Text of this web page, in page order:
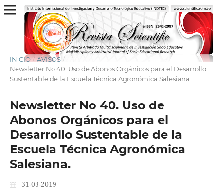
INICIO / AVISOS /
Newsletter No 40. Uso de Abonos Orgánicos para el Desarrollo
Sustentable de la Escuela Técnica Agronómica Salesiana.
Newsletter No 40. Uso de
Abonos Orgánicos para el
Desarrollo Sustentable de la
Escuela Técnica Agronómica
Salesiana.
31-03-2019